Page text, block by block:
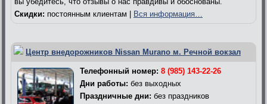
Скидки: постоянным клиентам | Вся информация…
Центр внедорожников Nissan Murano м. Речной вокзал
Телефонный номер: 8 (985) 143-22-26
Дни работы: без выходных
Праздничные дни: без праздников